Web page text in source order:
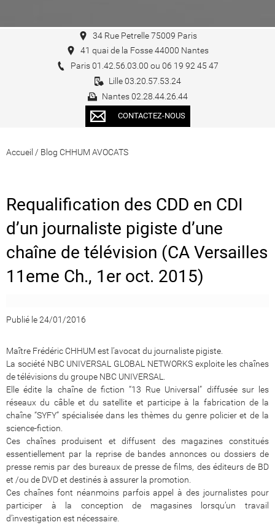
34 Rue Petrelle 75009 Paris
41 quai de la Fosse 44000 Nantes
Paris 01.42.56.03.00 ou 06 19 92 45 47
Lille 03.20.57.53.24
Nantes 02.28.44.26.44
CONTACTEZ-NOUS
Accueil / Blog CHHUM AVOCATS
Requalification des CDD en CDI
d’un journaliste pigiste d’une
chaîne de télévision (CA Versailles
11eme Ch., 1er oct. 2015)
Publié le 24/01/2016
Maître Frédéric CHHUM est l’avocat du journaliste pigiste.
La société NBC UNIVERSAL GLOBAL NETWORKS exploite les chaînes
de télévisions du groupe NBC UNIVERSAL.
Elle édite la chaîne de fiction “13 Rue Universal” diffusée sur les
réseaux du câble et du satellite et participe à la fabrication de la
chaîne “SYFY” spécialisée dans les thèmes du genre policier et de la
science-fiction.
Ces chaînes produisent et diffusent des magazines constitués
essentiellement par la reprise de bandes annonces ou dossiers de
presse remis par des bureaux de presse de films, des éditeurs de BD
et /ou de DVD et destinés à assurer la promotion.
Ces chaînes font néanmoins parfois appel à des journalistes pour
participer à la conception de magasines lorsqu’un travail
d’investigation est nécessaire.